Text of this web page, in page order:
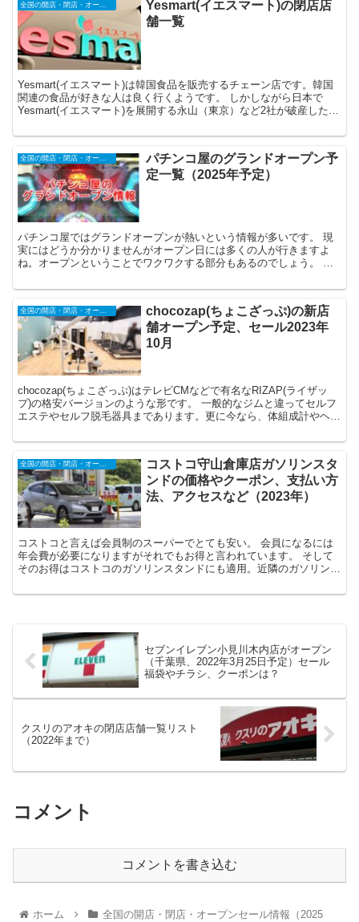
全国の開店・閉店・オープンセール情報（2025年）
Yesmart(イエスマート)の閉店店
舗一覧
Yesmart(イエスマート)は韓国食品を販売するチェーン店です。韓国
関連の食品が好きな人は良く行くようです。 しかしながら日本で
Yesmart(イエスマート)を展開する永山（東京）など2社が破産したと
パチンコ屋のグランドオープン予
定一覧（2025年予定）
パチンコ屋ではグランドオープンが熱いという情報が多いです。 現
実にはどうか分かりませんがオープン日には多くの人が行きますよ
ね。オープンということでワクワクする部分もあるのでしょう。 今
全国の開店・閉店・オープンセール情報（2025年）
chocozap(ちょこざっぷ)の新店
舗オープン予定、セール2023年
10月
chocozap(ちょこざっぷ)はテレビCMなどで有名なRIZAP(ライザッ
プ)の格安バージョンのような形です。 一般的なジムと違ってセルフ
エステやセルフ脱毛器具まであります。更に今なら、体組成計やヘル
コストコ守山倉庫店ガソリンスタ
ンドの価格やクーポン、支払い方
法、アクセスなど（2023年）
コストコと言えば会員制のスーパーでとても安い。 会員になるには
年会費が必要になりますがそれでもお得と言われています。 そして
そのお得はコストコのガソリンスタンドにも適用。近隣のガソリンス
セブンイレブン小見川木内店がオープン
（千葉県、2022年3月25日予定）セール
福袋やチラシ、クーポンは？
クスリのアオキの閉店店舗一覧リスト
（2022年まで）
コメント
コメントを書き込む
ホーム
全国の開店・閉店・オープンセール情報（2025